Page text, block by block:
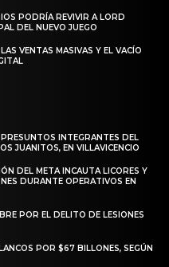
PODRÍA REVIVIR A LORD
DEL NUEVO JUEGO
VENTAS MASIVAS Y EL VACÍO
INTEGRANTES DEL
JUANITOS, EN VILLAVICENCIO
DEL META INCAUTA LICORES Y
DURANTE OPERATIVOS EN
POR EL DELITO DE LESIONES
POR $67 BILLONES, SEGÚN